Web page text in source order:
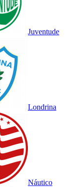
Juventude
Londrina
Náutico